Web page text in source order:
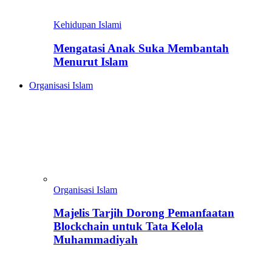
Kehidupan Islami
Mengatasi Anak Suka Membantah
Menurut Islam
Organisasi Islam
Organisasi Islam
Majelis Tarjih Dorong Pemanfaatan
Blockchain untuk Tata Kelola
Muhammadiyah